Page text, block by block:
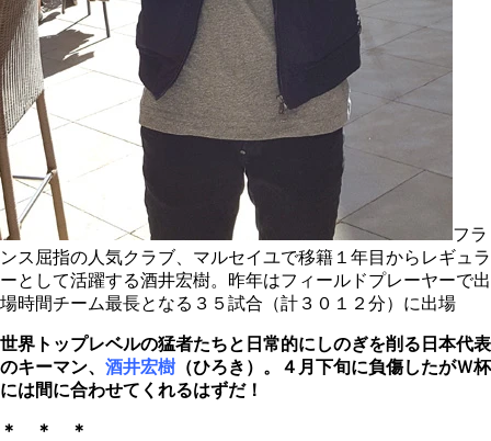
フラ
ンス屈指の人気クラブ、マルセイユで移籍１年目からレギュラ
ーとして活躍する酒井宏樹。昨年はフィールドプレーヤーで出
場時間チーム最長となる３５試合（計３０１２分）に出場
世界トップレベルの猛者たちと日常的にしのぎを削る日本代表
のキーマン、 酒井宏樹 （ひろき） 。４月下旬に負傷したがＷ杯
には間に合わせてくれるはずだ！
＊ ＊ ＊